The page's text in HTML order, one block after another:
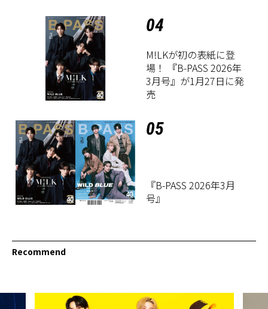
04
M!LKが初の表紙に登
場！ 『B-PASS 2026年
3月号』が1月27日に発
売
05
『B-PASS 2026年3月
号』
Recommend